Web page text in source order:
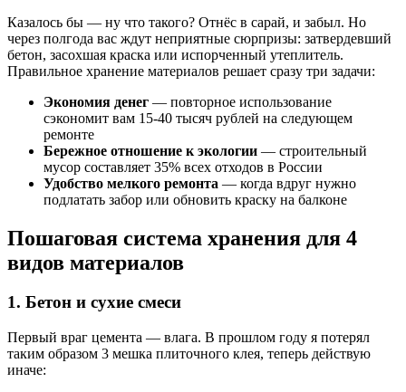
Казалось бы — ну что такого? Отнёс в сарай, и забыл. Но
через полгода вас ждут неприятные сюрпризы: затвердевший
бетон, засохшая краска или испорченный утеплитель.
Правильное хранение материалов решает сразу три задачи:
Экономия денег — повторное использование
сэкономит вам 15-40 тысяч рублей на следующем
ремонте
Бережное отношение к экологии — строительный
мусор составляет 35% всех отходов в России
Удобство мелкого ремонта — когда вдруг нужно
подлатать забор или обновить краску на балконе
Пошаговая система хранения для 4
видов материалов
1. Бетон и сухие смеси
Первый враг цемента — влага. В прошлом году я потерял
таким образом 3 мешка плиточного клея, теперь действую
иначе: